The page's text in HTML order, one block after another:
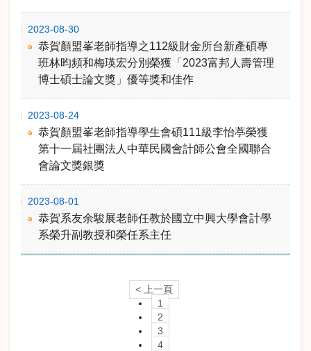
恭賀顏盟峯老師指導之112級財金所台新產碩專
班林昀頻和梅瑛宏分別榮獲「2023富邦人壽管理
博士碩士論文獎」優等獎和佳作
2023-08-30
恭賀顏盟峯老師指導學生會碩111級李怡葶榮獲
第十一屆社團法人中華民國會計師公會全國聯合
會論文獎銀獎
2023-08-24
恭賀系友余駿展老師任教於國立中興大學會計學
系榮升副教授和榮任系主任
2023-08-01
< 上一頁
1
2
3
4